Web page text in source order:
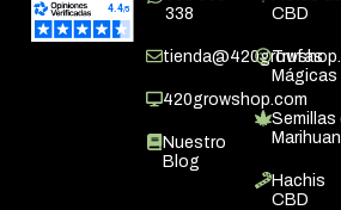
338
420growshop.com
Nuestro
Blog
CBD
Trufas
Mágicas
Semillas
Hachis
CBD